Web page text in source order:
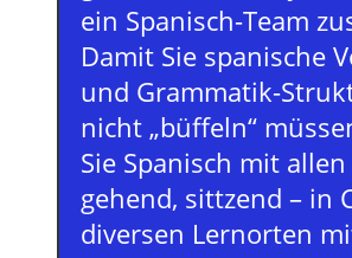
ein Spanisch-Team
Damit Sie spanische
und Grammatik-
nicht „büffeln“
Sie Spanisch mit
gehend, sittzend – in
diversen Lernorten